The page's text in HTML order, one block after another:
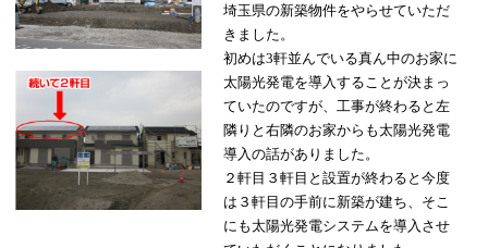
埼玉県の新築物件をやらせていただ
きました。
初めは3軒並んでいる真ん中のお家に
太陽光発電を導入することが決まっ
ていたのですが、工事が終わると左
隣りと右隣のお家からも太陽光発電
導入の話がありました。
２軒目３軒目と設置が終わると今度
は３軒目の手前に新築が建ち、そこ
にも太陽光発電システムを導入させ